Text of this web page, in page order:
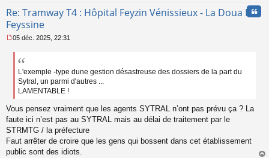
Re: Tramway T4 : Hôpital Feyzin Vénissieux - La Doua IUT
Feyssine
e
e
n
l
u
05 déc. 2025, 22:31
L'exemple -type dune gestion désastreuse des dossiers de la part du
Sytral, un parmi d'autres ...
LAMENTABLE !
Vous pensez vraiment que les agents SYTRAL n’ont pas prévu ça ? La
faute ici n’est pas au SYTRAL mais au délai de traitement par le
STRMTG / la préfecture
Faut arrêter de croire que les gens qui bossent dans cet établissement
public sont des idiots.